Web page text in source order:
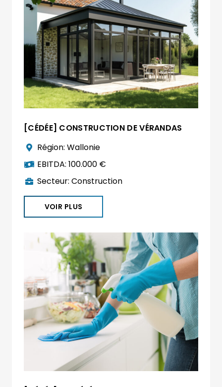
[CÉDÉE] CONSTRUCTION DE VÉRANDAS
Région:Wallonie
EBITDA:100.000 €
Secteur:Construction
VOIR PLUS